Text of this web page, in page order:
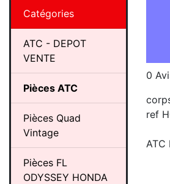
0
ref
ATC
Catégories
ATC - DEPOT
VENTE
Pièces ATC
Pièces Quad
Vintage
Pièces FL
ODYSSEY HONDA